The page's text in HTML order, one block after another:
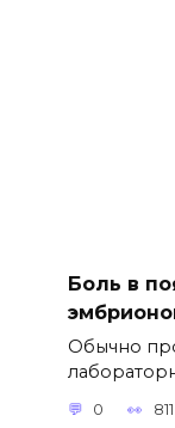
Боль в
Обычно
0 811